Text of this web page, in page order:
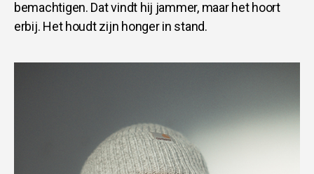
bemachtigen. Dat vindt hij jammer, maar het hoort
erbij. Het houdt zijn honger in stand.